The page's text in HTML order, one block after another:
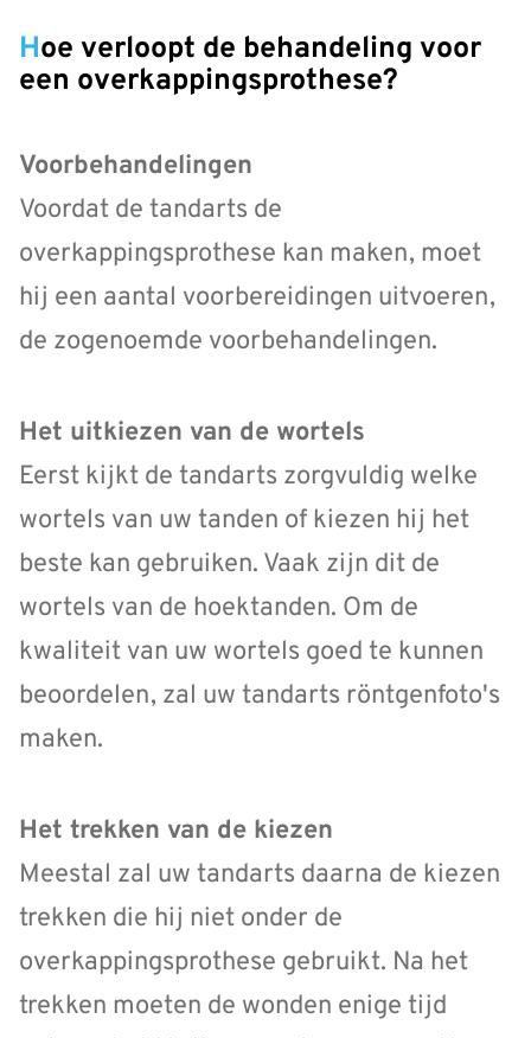
Hoe verloopt de behandeling voor
een overkappingsprothese?
Voorbehandelingen
Voordat de tandarts de
overkappingsprothese kan maken, moet
hij een aantal voorbereidingen uitvoeren,
de zogenoemde voorbehandelingen.
Het uitkiezen van de wortels
Eerst kijkt de tandarts zorgvuldig welke
wortels van uw tanden of kiezen hij het
beste kan gebruiken. Vaak zijn dit de
wortels van de hoektanden. Om de
kwaliteit van uw wortels goed te kunnen
beoordelen, zal uw tandarts röntgenfoto's
maken.
Het trekken van de kiezen
Meestal zal uw tandarts daarna de kiezen
trekken die hij niet onder de
overkappingsprothese gebruikt. Na het
trekken moeten de wonden enige tijd